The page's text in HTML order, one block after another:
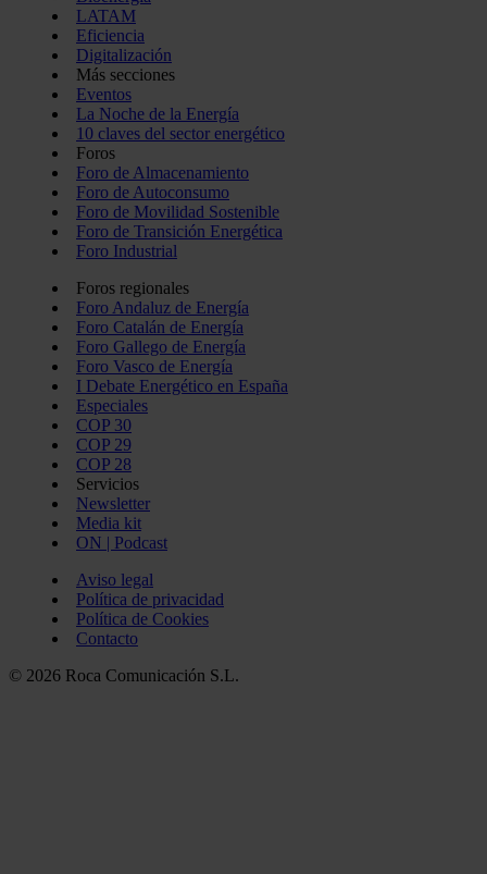
LATAM
Eficiencia
Digitalización
Más secciones
Eventos
La Noche de la Energía
10 claves del sector energético
Foros
Foro de Almacenamiento
Foro de Autoconsumo
Foro de Movilidad Sostenible
Foro de Transición Energética
Foro Industrial
Foros regionales
Foro Andaluz de Energía
Foro Catalán de Energía
Foro Gallego de Energía
Foro Vasco de Energía
I Debate Energético en España
Especiales
COP 30
COP 29
COP 28
Servicios
Newsletter
Media kit
ON | Podcast
Aviso legal
Política de privacidad
Política de Cookies
Contacto
© 2026 Roca Comunicación S.L.